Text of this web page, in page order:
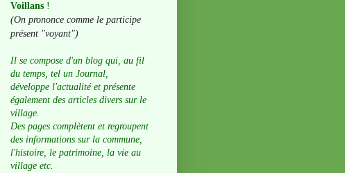
Voillans !
(On prononce comme le participe
présent "voyant")
Il se compose d'un blog qui, au fil
du temps, tel un Journal,
développe l'actualité et présente
également des articles divers sur le
village.
Des pages complètent et regroupent
des informations sur la commune,
l'histoire, le patrimoine, la vie au
village etc.